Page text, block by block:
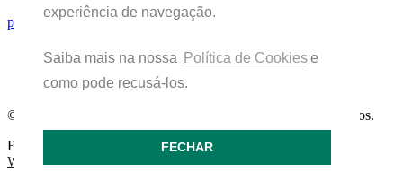
experiência de navegação.
Saiba mais na nossa Política de Cookiese
como pode recusá-los.
FECHAR
pharmacovigilance.portugal@aurobindo.com
© 2026 Generis Grupo Aurobindo. Todos os direitos reservados.
Ficha técnica |
Política de privacidade |
Whistleblower Channel